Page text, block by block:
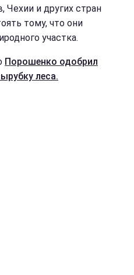
Чехии и других стран
тому, что они
участка.
Порошенко одобрил
леса.